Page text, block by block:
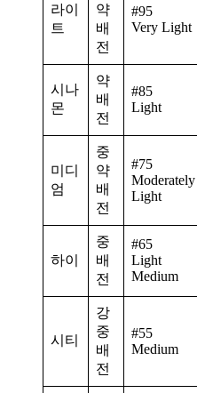
라이
트
약
배
전
#95
Very Light
시나
몬
약
배
전
#85
Light
미디
엄
중
약
배
전
#75
Moderately
Light
하이
중
배
전
#65
Light
Medium
시티
강
중
배
전
#55
Medium